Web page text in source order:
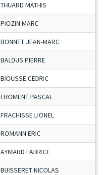
THUARD MATHIS
PIOZIN MARC
BONNET JEAN-MARC
BALDUS PIERRE
BIOUSSE CEDRIC
FROMENT PASCAL
FRACHISSE LIONEL
ROMANN ERIC
AYMARD FABRICE
BUISSERET NICOLAS